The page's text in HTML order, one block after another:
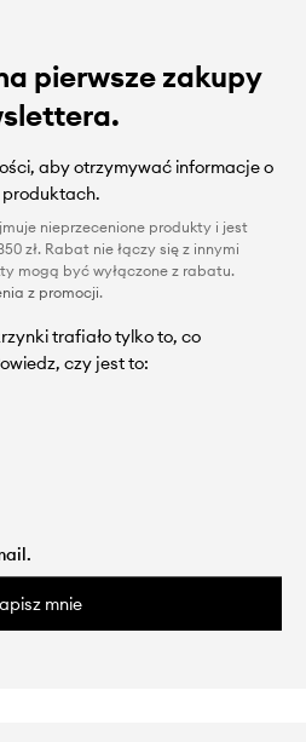
pierwsze zakupy
aby otrzymywać informacje o
nieprzecenione produkty i jest
zł. Rabat nie łączy się z innymi
mogą być wyłączone z rabatu.
z promocji.
trafiało tylko to, co
czy jest to:
mnie